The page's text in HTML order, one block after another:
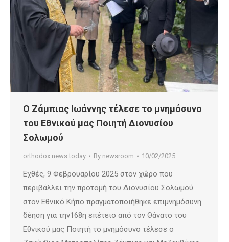
Ο Ζάμπιας Ιωάννης τέλεσε το μνημόσυνο
του Εθνικού μας Ποιητή Διονυσίου
Σολωμού
orthodox news today By newsroom 10/02/2025
Εχθές, 9 Φεβρουαρίου 2025 στον χώρο που
περιβάλλει την προτομή του Διονυσίου Σολωμού
στον Εθνικό Κήπο πραγματοποιήθηκε επιμνημόσυνη
δέηση για την168η επέτειο από τον Θάνατο του
Εθνικού μας Ποιητή το μνημόσυνο τέλεσε ο